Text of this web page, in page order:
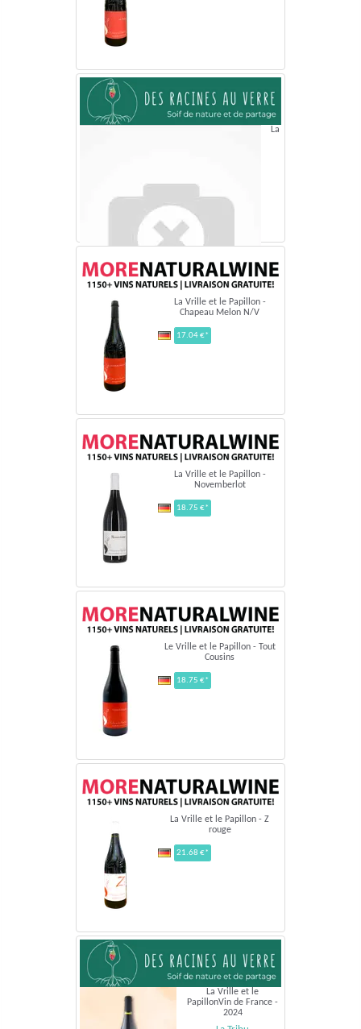
La
Vrille et le PapillonVin de France - 2023, 2024
La Vrille et le Papillon -
Chapeau Melon N/V
17.04 €*
La Vrille et le Papillon -
Novemberlot
18.75 €*
Le Vrille et le Papillon - Tout
Cousins
18.75 €*
La Vrille et le Papillon - Z
rouge
21.68 €*
La Vrille et le
PapillonVin de France -
2024